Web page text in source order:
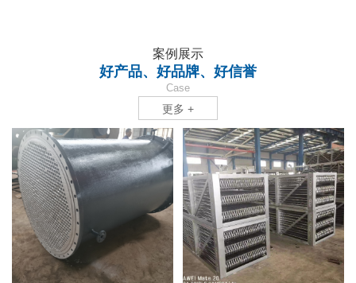
案例展示
好产品、好品牌、好信誉
Case
更多 +